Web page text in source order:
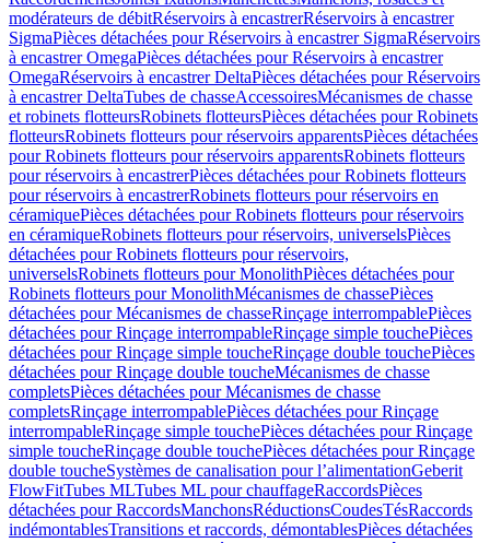
modérateurs de débitRéservoirs à encastrerRéservoirs à encastrer
SigmaPièces détachées pour Réservoirs à encastrer SigmaRéservoirs
à encastrer OmegaPièces détachées pour Réservoirs à encastrer
OmegaRéservoirs à encastrer DeltaPièces détachées pour Réservoirs
à encastrer DeltaTubes de chasseAccessoiresMécanismes de chasse
et robinets flotteursRobinets flotteursPièces détachées pour Robinets
flotteursRobinets flotteurs pour réservoirs apparentsPièces détachées
pour Robinets flotteurs pour réservoirs apparentsRobinets flotteurs
pour réservoirs à encastrerPièces détachées pour Robinets flotteurs
pour réservoirs à encastrerRobinets flotteurs pour réservoirs en
céramiquePièces détachées pour Robinets flotteurs pour réservoirs
en céramiqueRobinets flotteurs pour réservoirs, universelsPièces
détachées pour Robinets flotteurs pour réservoirs,
universelsRobinets flotteurs pour MonolithPièces détachées pour
Robinets flotteurs pour MonolithMécanismes de chassePièces
détachées pour Mécanismes de chasseRinçage interrompablePièces
détachées pour Rinçage interrompableRinçage simple touchePièces
détachées pour Rinçage simple toucheRinçage double touchePièces
détachées pour Rinçage double toucheMécanismes de chasse
completsPièces détachées pour Mécanismes de chasse
completsRinçage interrompablePièces détachées pour Rinçage
interrompableRinçage simple touchePièces détachées pour Rinçage
simple toucheRinçage double touchePièces détachées pour Rinçage
double toucheSystèmes de canalisation pour l’alimentationGeberit
FlowFitTubes MLTubes ML pour chauffageRaccordsPièces
détachées pour RaccordsManchonsRéductionsCoudesTésRaccords
indémontablesTransitions et raccords, démontablesPièces détachées